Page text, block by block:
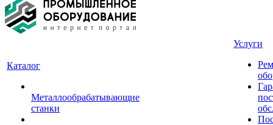
Каталог
Металлообрабатывающие
станки
Услуги